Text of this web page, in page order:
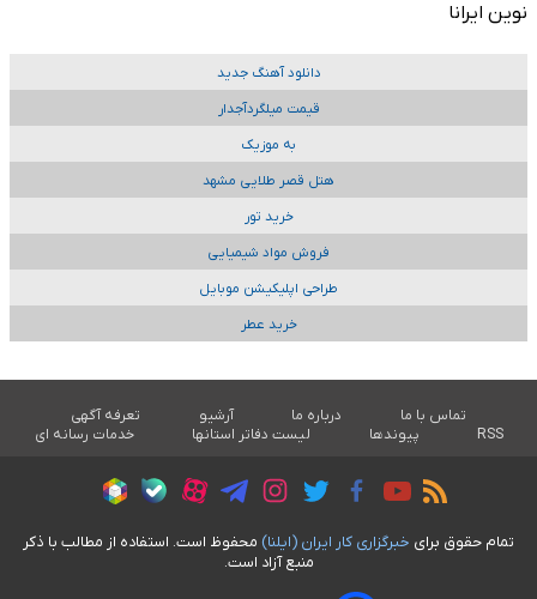
نوین ایرانا
دانلود آهنگ جدید
قیمت میلگردآجدار
به موزیک
هتل قصر طلایی مشهد
خرید تور
فروش مواد شیمیایی
طراحی اپلیکیشن موبایل
خرید عطر
تماس با ما درباره ما آرشیو
تعرفه آگهی
RSS
پیوندها لیست دفاتر استانها خدمات رسانه ای
تمام حقوق برای خبرگزاری کار ايران (ايلنا) محفوظ است. استفاده از مطالب با ذکر
منبع آزاد است.